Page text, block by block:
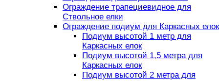
Ограждение трапециевидное для
Ствольное елки
Ограждение подиум для Каркасных елок
Подиум высотой 1 метр для
Каркасных елок
Подиум высотой 1,5 метра для
Каркасных елок
Подиум высотой 2 метра для